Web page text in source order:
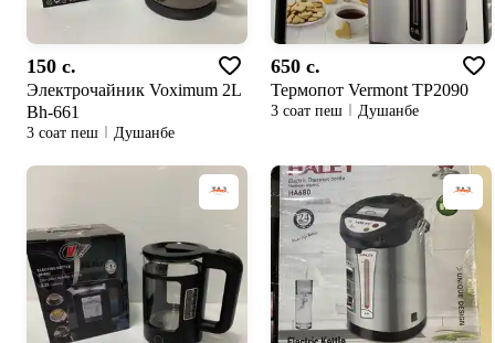
150 c.
Электрочайник Voximum 2L
Bh-661
3 соат пеш Душанбе
650 c.
Термопот Vermont TP2090
3 соат пеш Душанбе